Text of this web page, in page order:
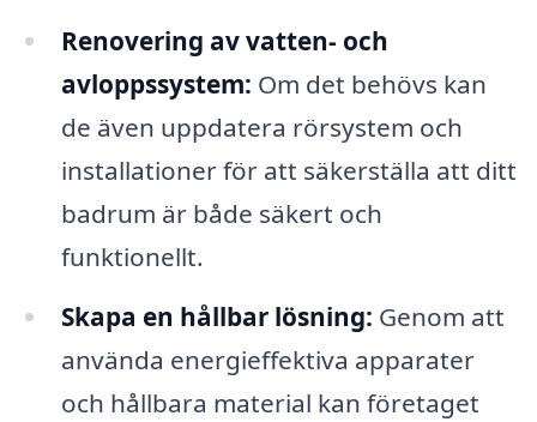
Renovering av vatten- och
avloppssystem: Om det behövs kan
de även uppdatera rörsystem och
installationer för att säkerställa att ditt
badrum är både säkert och
funktionellt.
Skapa en hållbar lösning: Genom att
använda energieffektiva apparater
och hållbara material kan företaget